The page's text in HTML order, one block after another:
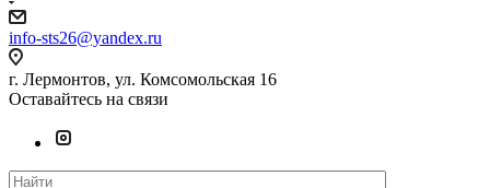
info-sts26@yandex.ru
г. Лермонтов, ул. Комсомольская 16
Оставайтесь на связи